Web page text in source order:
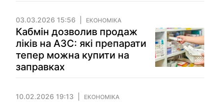
03.03.2026 15:56 ЕКОНОМІКА
Кабмін дозволив продаж
ліків на АЗС: які препарати
тепер можна купити на
заправках
10.02.2026 19:13 ЕКОНОМІКА